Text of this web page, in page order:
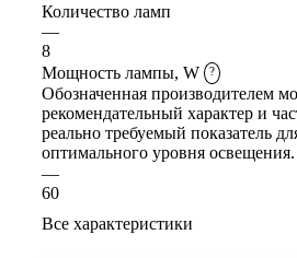
Количество ламп
—
8
Мощность лампы, W
?
Обозначенная производителем
рекомендательный характер и
реально требуемый показатель
оптимального уровня освещения.
—
60
Все характеристики